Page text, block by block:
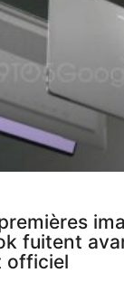
fuitent
officiel